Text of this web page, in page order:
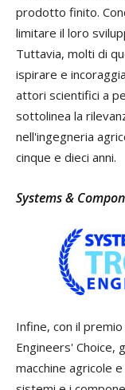
prodotto finito.
limitare il loro
Tuttavia, molti di
ispirare e
attori scientifici a
sottolinea la
nell'ingegneria
cinque e dieci anni.
Systems &
Infine, con il
Engineers'
macchine agricole